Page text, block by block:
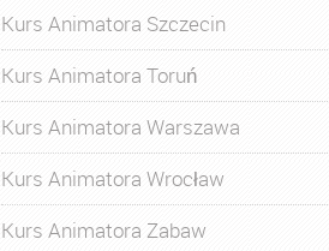
Kurs Animatora Szczecin
Kurs Animatora Toruń
Kurs Animatora Warszawa
Kurs Animatora Wrocław
Kurs Animatora Zabaw